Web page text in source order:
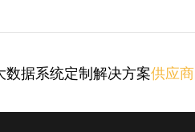
数据系统定制解决方案供应商